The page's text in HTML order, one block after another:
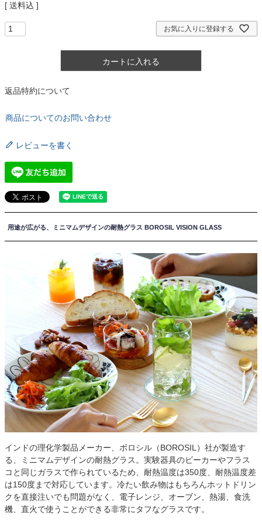
送料込
お気に入りに登録する
カートに入れる
返品特約について
商品についてのお問い合わせ
レビューを書く
用途が広がる、ミニマムデザインの耐熱グラス BOROSIL VISION GLASS
インドの理化学製品メーカー、ボロシル（BOROSIL）社が製造す
る、ミニマムデザインの耐熱グラス。実験器具のビーカーやフラス
コと同じガラスで作られているため、耐熱温度は350度、耐熱温度差
は150度まで対応しています。冷たい飲み物はもちろんホットドリン
クを直接注いでも問題がなく、電子レンジ、オーブン、熱湯、食洗
機、直火で使うことができる非常にタフなグラスです。